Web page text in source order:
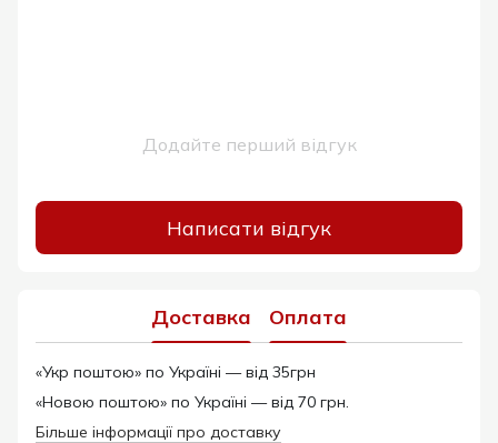
Додайте перший відгук
Написати відгук
Доставка Оплата
«Укр поштою» по Україні — від 35грн
«Новою поштою» по Україні — від 70 грн.
Більше інформації про доставку